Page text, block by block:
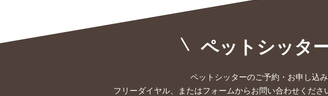
ペットシッタ
ペットシッターのご予約・お申し込
フリーダイヤル、またはフォームからお問い合わせくだ